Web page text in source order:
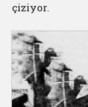
çiziyor.